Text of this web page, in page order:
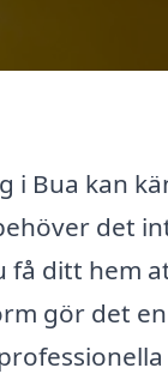
i Bua kan
det
få ditt hem
gör det